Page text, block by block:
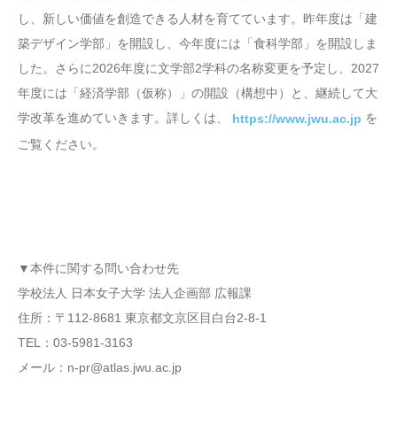
し、新しい価値を創造できる人材を育てています。昨年度は「建
築デザイン学部」を開設し、今年度には「食科学部」を開設しま
した。さらに2026年度に文学部2学科の名称変更を予定し、2027
年度には「経済学部（仮称）」の開設（構想中）と、継続して大
学改革を進めていきます。詳しくは、
https://www.jwu.ac.jp を
ご覧ください。
▼本件に関する問い合わせ先
学校法人 日本女子大学 法人企画部 広報課
住所：〒112-8681 東京都文京区目白台2-8-1
TEL：03-5981-3163
メール：n-pr@atlas.jwu.ac.jp